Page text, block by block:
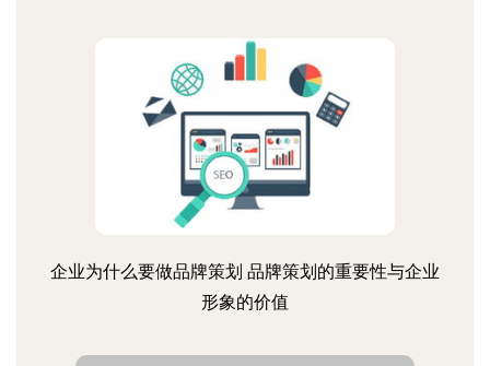
企业为什么要做品牌策划 品牌策划的重要性与企业
形象的价值